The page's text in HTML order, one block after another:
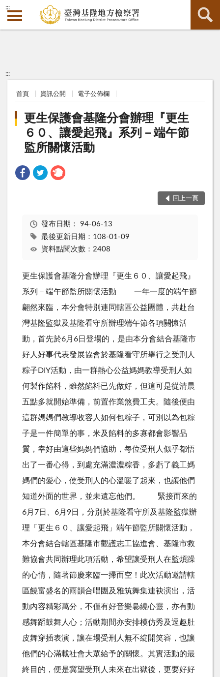
:::
:::
首頁 資訊公開 電子公佈欄
更生保護會基隆分會辦理『更生
６０、讓愛起飛』系列－端午節
監所關懷活動
回上一頁
發布日期： 94-06-13
最後更新日期：108-01-09
資料點閱次數：2408
更生保護會基隆分會辦理『更生６０、讓愛起飛』
系列－端午節監所關懷活動 一年一度的端午節
翩然來臨，本分會特別連同轄區公益團體，共赴台
灣基隆監獄及基隆看守所辦理端午節各項關懷活
動，首先於6月6日登場的，是由本分會結合基隆市
好人好事代表發展協會於基隆看守所舉行之受刑人
粽子DIY活動，由一群熱心公益媽媽教導受刑人如
何製作餡料，雖然餡料已先做好，但這可是從清晨
五點多就開始準備，前置作業煞費工夫。隨後便由
這群媽媽們教導收容人如何包粽子，可別以為包粽
子是一件簡單的事，米及餡料的多寡都會影響品
質，幸好由這些媽媽們協助，每位受刑人似乎都悟
出了一番心得，到處充滿濃濃粽香，多虧了義工媽
媽們的愛心，使受刑人的心溫暖了起來，也讓他們
知道外面的世界，並未遺忘他們。 緊接而來的
6月7日、6月9日，分別於基隆看守所及基隆監獄辦
理「更生６０、讓愛起飛」端午節監所關懷活動，
本分會結合轄區基隆市觀護志工協進會、基隆市救
難協會共同辦理此項活動，希望讓受刑人在監煩躁
的心情，隨著節慶來臨一掃而空！此次活動邀請轄
區饒富盛名的雨韻合唱團及雅筑舞集連袂演出，活
動內容精彩萬分，不僅有好音樂裊繞心靈，亦有動
感舞蹈鼓舞人心；活動期間亦安排模仿秀及逗趣肚
皮舞穿插表演，讓在場受刑人無不綻開笑容，也讓
他們的心滿載社會大眾給予的關懷。其實活動的最
終目的，便是冀望受刑人未來在出獄後，更要好好